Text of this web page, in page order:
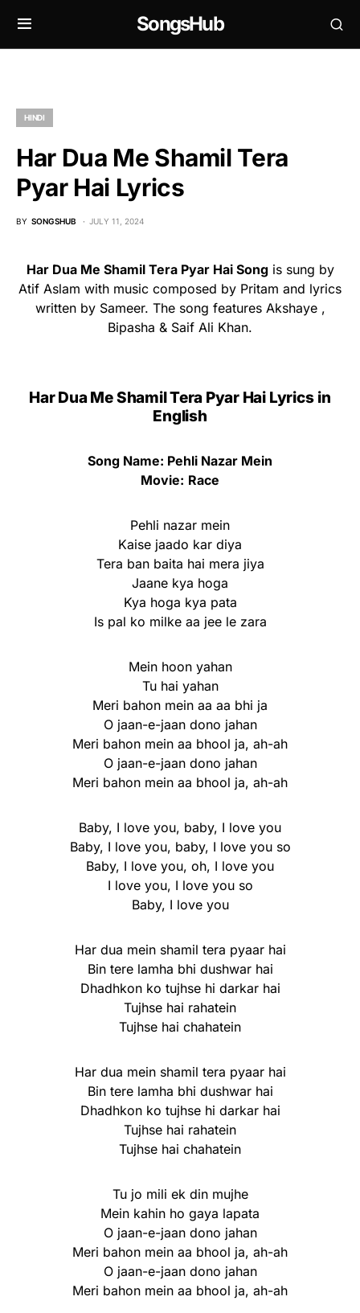
SongsHub
HINDI
Har Dua Me Shamil Tera
Pyar Hai Lyrics
BY SONGSHUB JULY 11, 2024
Har Dua Me Shamil Tera Pyar Hai Songis sung by
Atif Aslam with music composed by Pritam and lyrics
written by Sameer. The song features Akshaye ,
Bipasha & Saif Ali Khan.
Har Dua Me Shamil Tera Pyar Hai Lyrics in
English
Song Name: Pehli Nazar Mein
Movie: Race
Pehli nazar mein
Kaise jaado kar diya
Tera ban baita hai mera jiya
Jaane kya hoga
Kya hoga kya pata
Is pal ko milke aa jee le zara
Mein hoon yahan
Tu hai yahan
Meri bahon mein aa aa bhi ja
O jaan-e-jaan dono jahan
Meri bahon mein aa bhool ja, ah-ah
O jaan-e-jaan dono jahan
Meri bahon mein aa bhool ja, ah-ah
Baby, I love you, baby, I love you
Baby, I love you, baby, I love you so
Baby, I love you, oh, I love you
I love you, I love you so
Baby, I love you
Har dua mein shamil tera pyaar hai
Bin tere lamha bhi dushwar hai
Dhadhkon ko tujhse hi darkar hai
Tujhse hai rahatein
Tujhse hai chahatein
Har dua mein shamil tera pyaar hai
Bin tere lamha bhi dushwar hai
Dhadhkon ko tujhse hi darkar hai
Tujhse hai rahatein
Tujhse hai chahatein
Tu jo mili ek din mujhe
Mein kahin ho gaya lapata
O jaan-e-jaan dono jahan
Meri bahon mein aa bhool ja, ah-ah
O jaan-e-jaan dono jahan
Meri bahon mein aa bhool ja, ah-ah